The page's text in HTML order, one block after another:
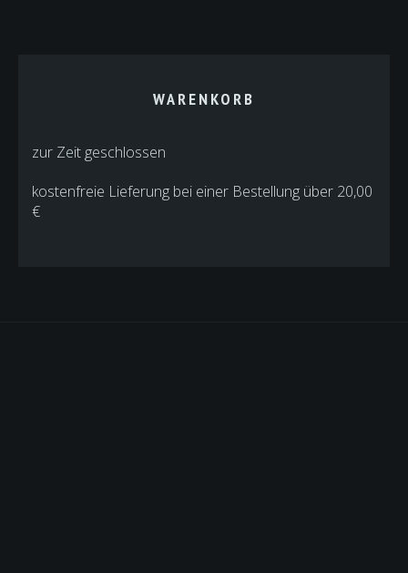
WARENKORB
zur Zeit geschlossen
kostenfreie Lieferung bei einer Bestellung über 20,00
€